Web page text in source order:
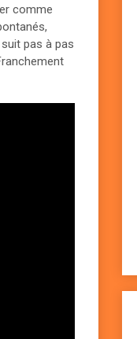
comme
pas à pas